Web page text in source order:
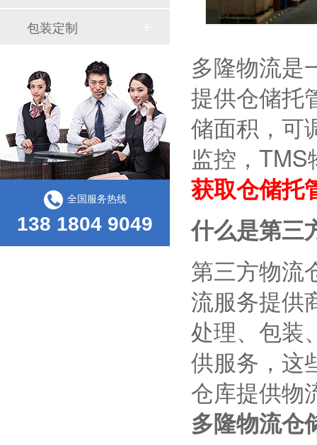
多隆物流是
提供仓储托
储面积，可
监控，
获取仓储托
什么是第三
第三方物流
流服务提供
处理、包装
供服务，这
仓库提供物
多隆物流仓
包装定制
全国服务热线
138 1804 9049